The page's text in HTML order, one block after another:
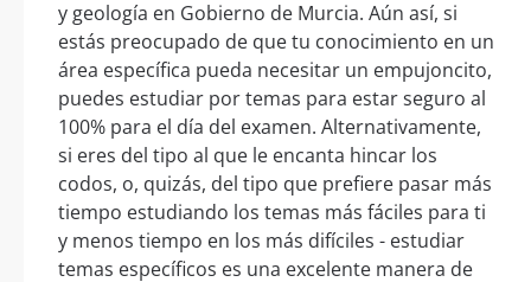
y geología en Gobierno de Murcia. Aún así, si
estás preocupado de que tu conocimiento en un
área específica pueda necesitar un empujoncito,
puedes estudiar por temas para estar seguro al
100% para el día del examen. Alternativamente,
si eres del tipo al que le encanta hincar los
codos, o, quizás, del tipo que prefiere pasar más
tiempo estudiando los temas más fáciles para ti
y menos tiempo en los más difíciles - estudiar
temas específicos es una excelente manera de